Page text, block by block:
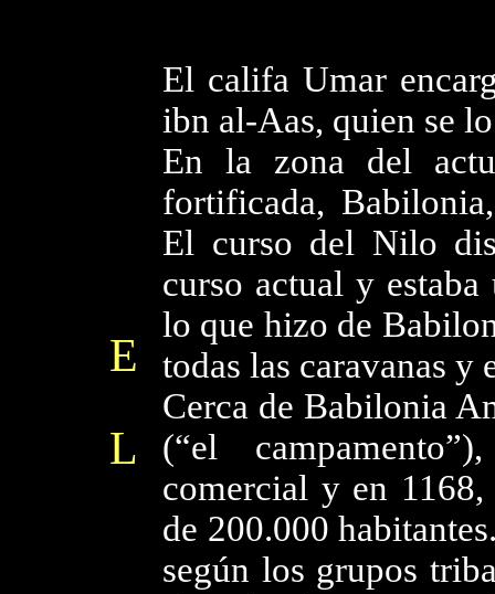
E
L
El califa Umar
ibn al-Aas, quien se
En la zona del
fortificada,
El curso del Nilo
curso actual y
lo que hizo de
todas las caravanas y
Cerca de Babilonia
(“el
comercial y en
de 200.000
según los grupos